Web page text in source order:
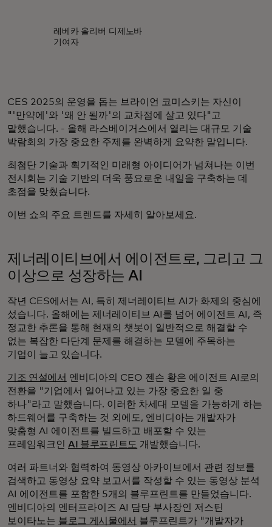
레베카 올리버 디제노바
기여자
CES 2025의 운영을 돕는 브라이언 코미스키는 자신이
"'만약에'와 '왜 안 될까'의 교차점에 살고 있다"고
말했습니다. - 올해 라스베이거스에서 열리는 대규모 기술
박람회의 가장 중요한 주제를 완벽하게 요약한 말입니다.
최첨단 기술과 획기적인 미래형 아이디어가 넘쳐나는 이번
전시회는 기술 기반의 더욱 풍요로운 내일을 구축하는 데
초점을 맞췄습니다.
이번 쇼의 주요 트렌드를 자세히 알아보세요.
제너레이티브에서 에이전트로, 그리고 그
이상으로 성장하는 AI
작년 CES에서는 AI, 특히 제너레이티브 AI가 화제의 중심에
섰습니다. 올해에는 제너레이티브 AI를 넘어 에이전트 AI, 즉
정교한 추론을 통해 현재의 챗봇이 일반적으로 해결할 수
없는 복잡한 다단계 문제를 해결하는 모델에 주목하는
기업이 늘고 있습니다.
기조 연설에서 엔비디아의 CEO 젠슨 황은 에이전트 AI로의
전환을 "기업에서 일어나고 있는 가장 중요한 일 중
하나"라고 말했습니다. 이러한 차세대 모델을 가능하게 하는
하드웨어를 구축하는 것 외에도, 엔비디아는 개발자가
맞춤형 AI 에이전트를 빌드하고 배포할 수 있는
프레임워크인 AI 블루프린트도 개발했습니다.
여러 파트너와 협력하여 동영상 아카이브에서 관련 정보를
검색하고 동영상 요약 보고서를 작성할 수 있는 동영상 분석
AI 에이전트를 포함한 5개의 블루프린트를 만들었습니다.
엔비디아의 엔터프라이즈 AI 담당 부사장인 저스틴
보이타노는 블로그 게시물에서 블루프린트가 "개발자가